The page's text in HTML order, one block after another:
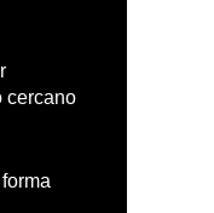
cercano